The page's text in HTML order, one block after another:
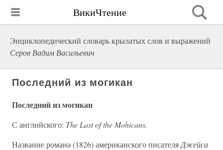
ВикиЧтение
Энциклопедический словарь крылатых слов и выражений
Серов Вадим Васильевич
Последний из могикан
Последний из могикан
С английского: The Last of the Mohicans.
Название романа (1826) американского писателя Джейса